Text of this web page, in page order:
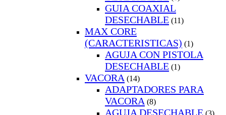
GUIA COAXIAL
DESECHABLE (11)
MAX CORE
(CARACTERISTICAS) (1)
AGUJA CON PISTOLA
DESECHABLE (1)
VACORA (14)
ADAPTADORES PARA
VACORA (8)
AGUJA DESECHABLE